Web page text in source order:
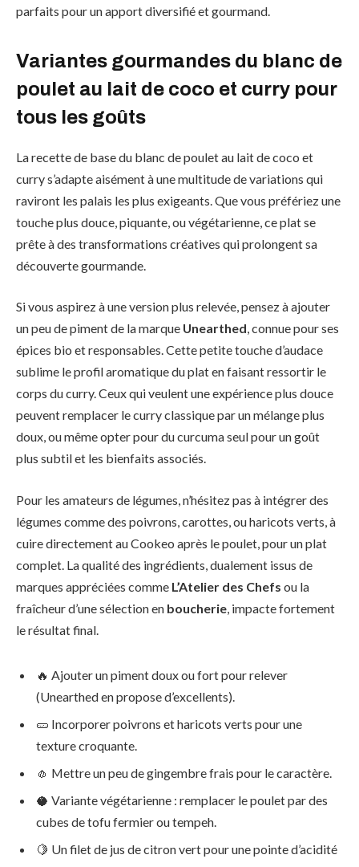
parfaits pour un apport diversifié et gourmand.
Variantes gourmandes du blanc de
poulet au lait de coco et curry pour
tous les goûts
La recette de base du blanc de poulet au lait de coco et
curry s’adapte aisément à une multitude de variations qui
raviront les palais les plus exigeants. Que vous préfériez une
touche plus douce, piquante, ou végétarienne, ce plat se
prête à des transformations créatives qui prolongent sa
découverte gourmande.
Si vous aspirez à une version plus relevée, pensez à ajouter
un peu de piment de la marque Unearthed, connue pour ses
épices bio et responsables. Cette petite touche d’audace
sublime le profil aromatique du plat en faisant ressortir le
corps du curry. Ceux qui veulent une expérience plus douce
peuvent remplacer le curry classique par un mélange plus
doux, ou même opter pour du curcuma seul pour un goût
plus subtil et les bienfaits associés.
Pour les amateurs de légumes, n’hésitez pas à intégrer des
légumes comme des poivrons, carottes, ou haricots verts, à
cuire directement au Cookeo après le poulet, pour un plat
complet. La qualité des ingrédients, dualement issus de
marques appréciées comme L’Atelier des Chefs ou la
fraîcheur d’une sélection en boucherie, impacte fortement
le résultat final.
🔥 Ajouter un piment doux ou fort pour relever
(Unearthed en propose d’excellents).
🥒 Incorporer poivrons et haricots verts pour une
texture croquante.
🧄 Mettre un peu de gingembre frais pour le caractère.
🥥 Variante végétarienne : remplacer le poulet par des
cubes de tofu fermier ou tempeh.
🍋 Un filet de jus de citron vert pour une pointe d’acidité